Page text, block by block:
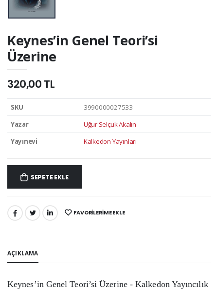
Keynes’in Genel Teori’si
Üzerine
320,00 TL
SKU
3990000027533
Yazar
Uğur Selçuk Akalın
Yayınevi
Kalkedon Yayınları
SEPETE EKLE
PAYLAŞ: FAVORILERIME EKLE
AÇIKLAMA
Keynes’in Genel Teori’si Üzerine - Kalkedon Yayıncılık